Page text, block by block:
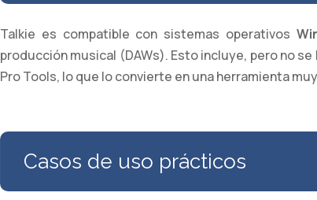
Talkie es compatible con sistemas operativos
producción musical (DAWs). Esto incluye, pero no
Pro Tools, lo que lo convierte en una herramienta
Casos de uso prácticos